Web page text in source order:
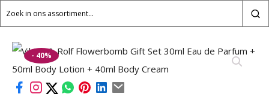
Zoeken
naar:
- 40%